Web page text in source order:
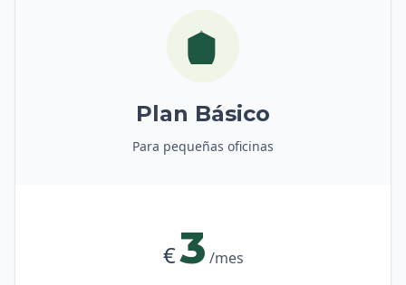
Plan Básico
Para pequeñas oficinas
€3 /mes